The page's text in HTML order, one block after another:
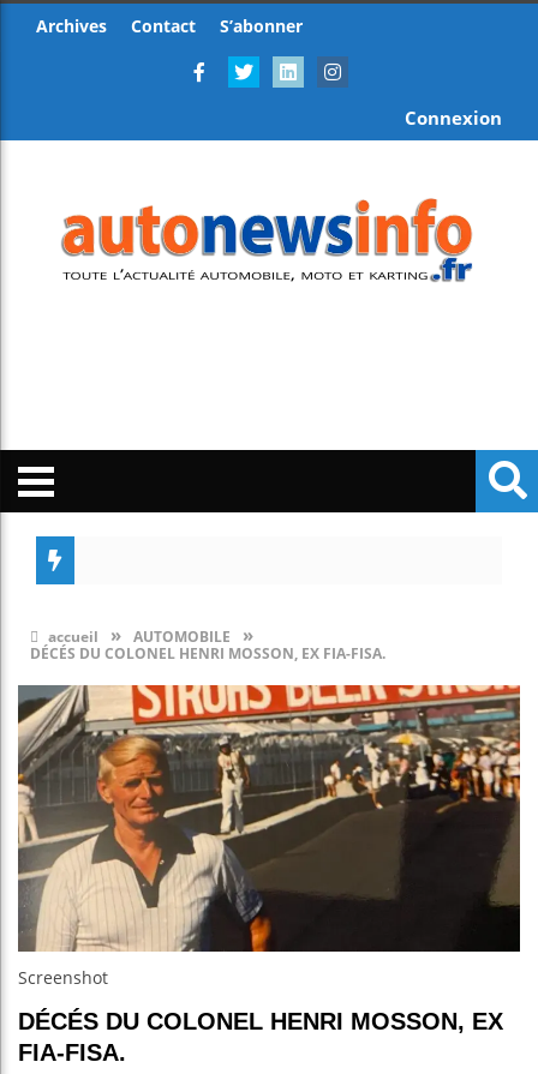
Archives Contact S’abonner
Connexion
accueil » AUTOMOBILE »
DÉCÉS DU COLONEL HENRI MOSSON, EX FIA-FISA.
Screenshot
DÉCÉS DU COLONEL HENRI MOSSON, EX
FIA-FISA.